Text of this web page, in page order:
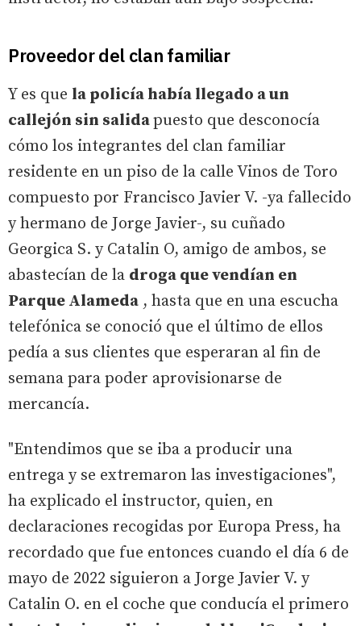
Proveedor del clan familiar
Y es que la policía había llegado a un
callejón sin salidapuesto que desconocía
cómo los integrantes del clan familiar
residente en un piso de la calle Vinos de Toro
compuesto por Francisco Javier V. -ya fallecido
y hermano de Jorge Javier-, su cuñado
Georgica S. y Catalin O, amigo de ambos, se
abastecían de la droga que vendían en
Parque Alameda , hasta que en una escucha
telefónica se conoció que el último de ellos
pedía a sus clientes que esperaran al fin de
semana para poder aprovisionarse de
mercancía.
"Entendimos que se iba a producir una
entrega y se extremaron las investigaciones",
ha explicado el instructor, quien, en
declaraciones recogidas por Europa Press, ha
recordado que fue entonces cuando el día 6 de
mayo de 2022 siguieron a Jorge Javier V. y
Catalin O. en el coche que conducía el primero